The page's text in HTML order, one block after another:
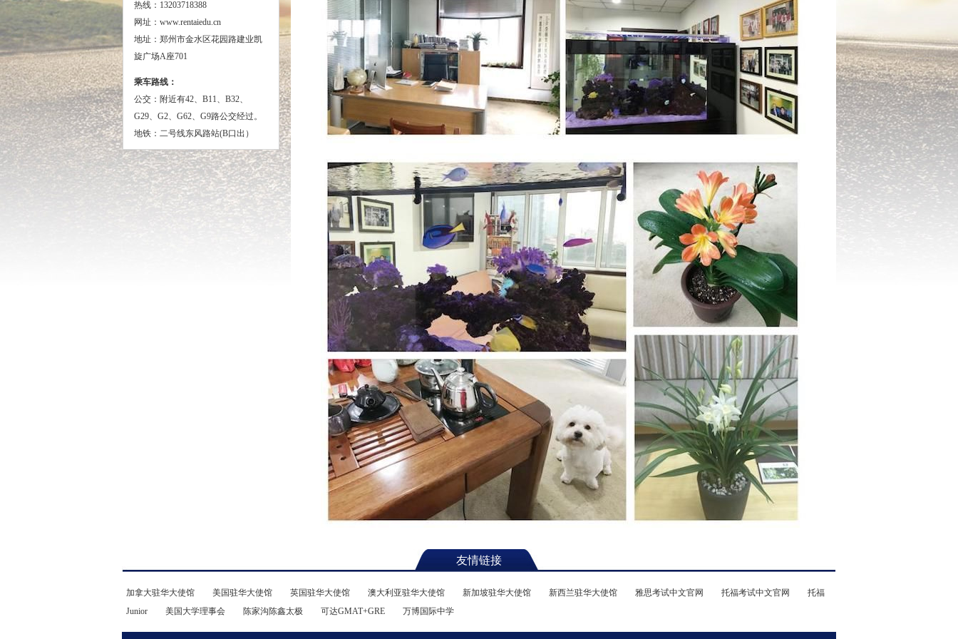
热线：13203718388
网址：www.rentaiedu.cn
地址：郑州市金水区花园路建业凯
旋广场A座701
乘车路线：
公交： 附近有42、B11、B32、
G29、G2、G62、G9路公交经过。
地铁：二号线东风路站(B口出）
友情链接
加拿大驻华大使馆 美国驻华大使馆 英国驻华大使馆 澳大利亚驻华大使馆 新加坡驻华大使馆 新西兰驻华大使馆 雅思考试中文官网 托福考试中文官网
托福
Junior
美国大学理事会 陈家沟陈鑫太极 可达GMAT+GRE 万博国际中学